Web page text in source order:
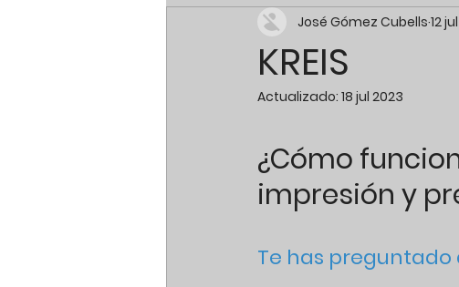
KREIS
José Gómez Cubells 12
Actualizado: 18 jul 2023
¿Cómo
impresión y
Te has preguntado